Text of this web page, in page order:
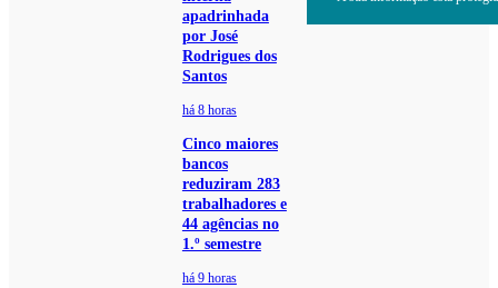
apadrinhada
por José
Rodrigues dos
Santos
há 8 horas
Cinco maiores
bancos
reduziram 283
trabalhadores e
44 agências no
1.º semestre
há 9 horas